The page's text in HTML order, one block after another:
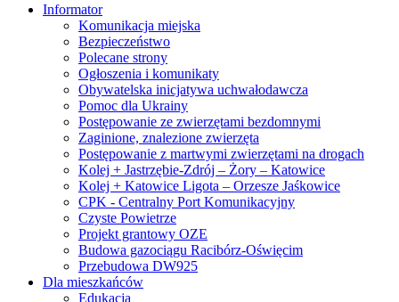
Informator
Komunikacja miejska
Bezpieczeństwo
Polecane strony
Ogłoszenia i komunikaty
Obywatelska inicjatywa uchwałodawcza
Pomoc dla Ukrainy
Postępowanie ze zwierzętami bezdomnymi
Zaginione, znalezione zwierzęta
Postępowanie z martwymi zwierzętami na drogach
Kolej + Jastrzębie-Zdrój – Żory – Katowice
Kolej + Katowice Ligota – Orzesze Jaśkowice
CPK - Centralny Port Komunikacyjny
Czyste Powietrze
Projekt grantowy OZE
Budowa gazociągu Racibórz-Oświęcim
Przebudowa DW925
Dla mieszkańców
Edukacja